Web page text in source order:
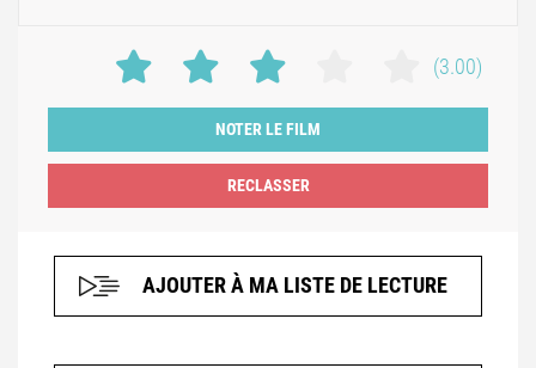
(3.00)
NOTER LE FILM
AJOUTER À MA LISTE DE LECTURE